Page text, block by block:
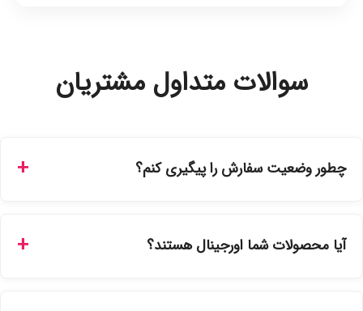
سوالات متداول مشتریان
چطور وضعیت سفارش را پیگیری کنم؟
سفارشات در سایت، وضعیت لحظه‌ای مرسوله را مشاهده کنید.
آیا محصولات شما اورجینال هستند؟